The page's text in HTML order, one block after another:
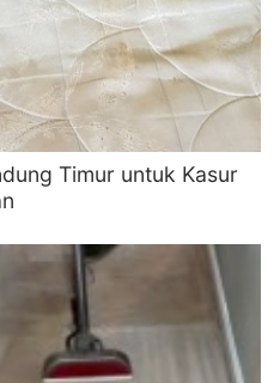
Timur untuk Kasur